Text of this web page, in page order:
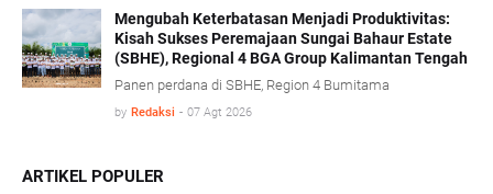
iklim investasi.
Mengubah Keterbatasan Menjadi Produktivitas:
Kisah Sukses Peremajaan Sungai Bahaur Estate
(SBHE), Regional 4 BGA Group Kalimantan Tengah
Panen perdana di SBHE, Region 4 Bumitama
by Redaksi - 07 Agt 2026
ARTIKEL POPULER